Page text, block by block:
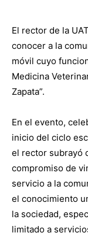
El rector de la
conocer a la
móvil cuyo
Medicina
Zapata”.
En el evento,
inicio del ciclo
el rector subrayó
compromiso de
servicio a la
el conocimiento
la sociedad,
limitado a